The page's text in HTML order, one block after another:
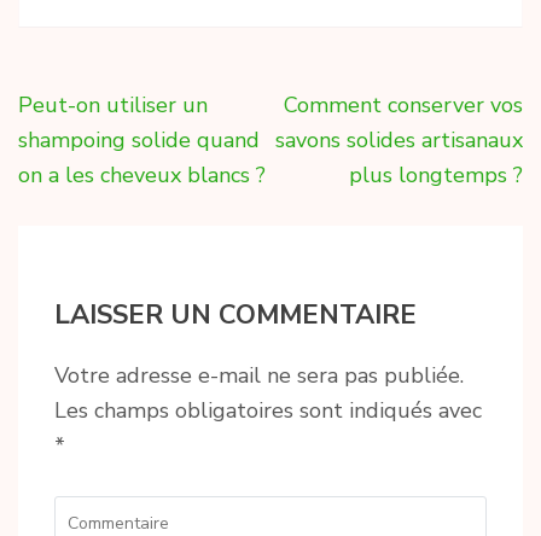
Navigation
de
l’article
Peut-on utiliser un
shampoing solide quand
on a les cheveux blancs ?
Comment conserver vos
savons solides artisanaux
plus longtemps ?
LAISSER UN COMMENTAIRE
Votre adresse e-mail ne sera pas publiée.
Les champs obligatoires sont indiqués avec
*
Commentaire